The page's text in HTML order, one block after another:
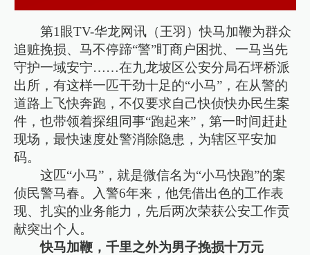
第1眼TV-华龙网讯（王羽）快马加鞭为群众
追赃挽损、马不停蹄“警”盯商户困扰、一马当先
守护一域安宁……在九龙坡区公安分局石坪桥派
出所，有这样一匹干劲十足的“小马”，在从警的
道路上飞快奔跑，不仅要求自己快侦快办民生案
件，也带领着探组同事“跑起来”，第一时间赶赴
现场，最快速度处警消除隐患，为辖区平安加
码。
这匹“小马”，就是微信名为“小马快跑”的案
侦民警马春。入警6年来，他凭借出色的工作表
现、扎实的业务能力，先后两次荣获公安工作贡
献突出个人。
快马加鞭，千里之外为男子挽损十万元